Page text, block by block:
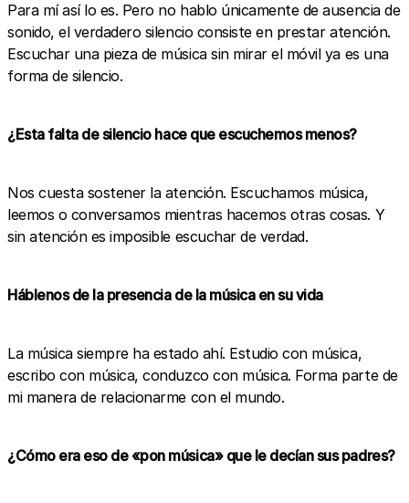
Para mí así lo es. Pero no hablo únicamente de ausencia de
sonido, el verdadero silencio consiste en prestar atención.
Escuchar una pieza de música sin mirar el móvil ya es una
forma de silencio.
¿Esta falta de silencio hace que escuchemos menos?
Nos cuesta sostener la atención. Escuchamos música,
leemos o conversamos mientras hacemos otras cosas. Y
sin atención es imposible escuchar de verdad.
Háblenos de la presencia de la música en su vida
La música siempre ha estado ahí. Estudio con música,
escribo con música, conduzco con música. Forma parte de
mi manera de relacionarme con el mundo.
¿Cómo era eso de «pon música» que le decían sus padres?